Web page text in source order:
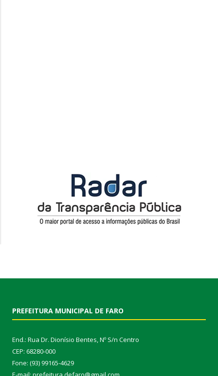
PREFEITURA MUNICIPAL DE FARO
End.: Rua Dr. Dionísio Bentes, Nº S/n Centro
CEP: 68280-000
Fone: (93) 99165-4629